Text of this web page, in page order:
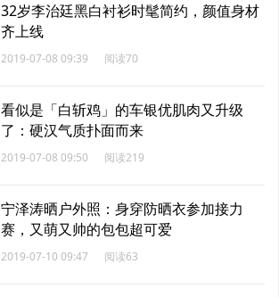
32岁李治廷黑白衬衫时髦简约，颜值身材
齐上线
2019-07-08 09:39 阅读70
看似是「白斩鸡」的车银优肌肉又升级
了：硬汉气质扑面而来
2019-07-08 09:50 阅读219
宁泽涛晒户外照：身穿防晒衣参加接力
赛，又萌又帅的包包超可爱
2019-07-10 09:47 阅读63